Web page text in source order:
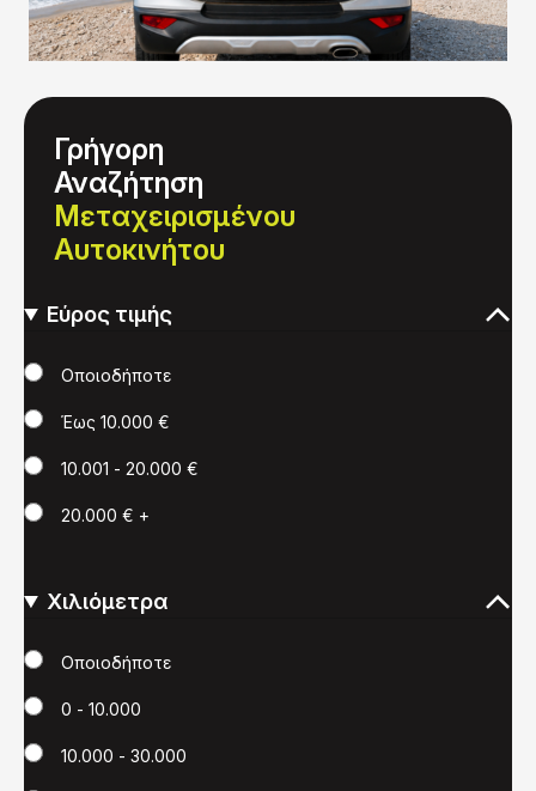
Γρήγορη
Αναζήτηση
Μεταχειρισμένου
Αυτοκινήτου
Εύρος τιμής
ΤιμήΟποιοδήποτε
Έως 10.000 €
10.001 - 20.000 €
20.000 € +
Χιλιόμετρα
Χιλιόμετρα
Οποιοδήποτε
0 - 10.000
10.000 - 30.000